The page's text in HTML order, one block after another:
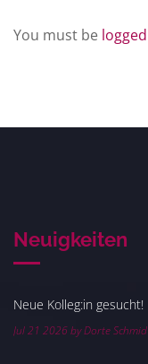
You must be
Neuigkeiten
Neue Kolleg:in gesucht!
Jul 21 2026 by Dorte Schmid